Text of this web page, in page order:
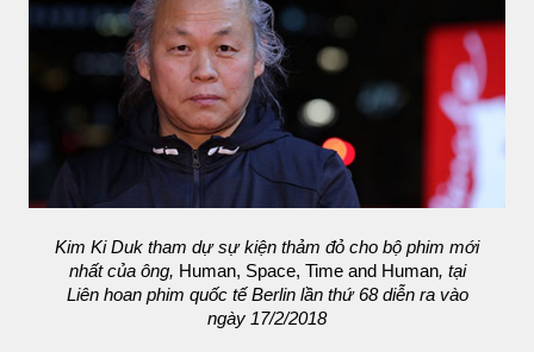
Kim Ki Duk tham dự sự kiện thảm đỏ cho bộ phim mới
nhất của ông, Human, Space, Time and Human, tại
Liên hoan phim quốc tế Berlin lần thứ 68 diễn ra vào
ngày 17/2/2018